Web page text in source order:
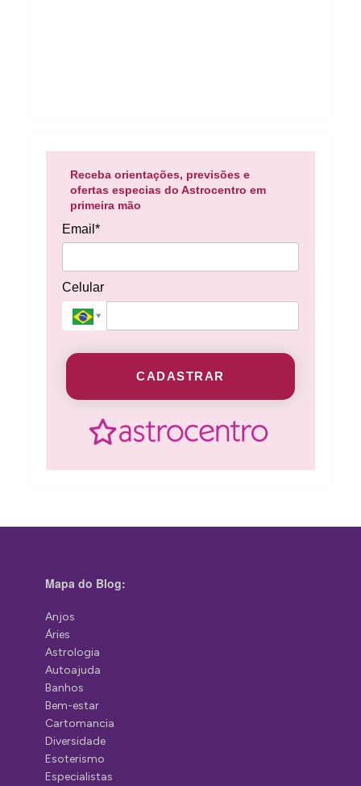
Receba orientações, previsões e
ofertas especias do Astrocentro em
primeira mão
Email*
Celular
CADASTRAR
Mapa do Blog:
Anjos
Áries
Astrologia
Autoajuda
Banhos
Bem-estar
Cartomancia
Diversidade
Esoterismo
Especialistas